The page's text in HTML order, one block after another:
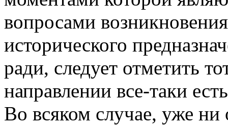
вопросами возникновения
исторического
ради, следует отметить
направлении все-таки
Во всяком случае, уже